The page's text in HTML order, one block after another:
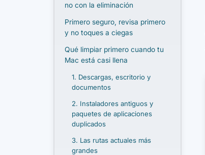
no con la eliminación
Primero seguro, revisa primero
y no toques a ciegas
Qué limpiar primero cuando tu
Mac está casi llena
1. Descargas, escritorio y
documentos
2. Instaladores antiguos y
paquetes de aplicaciones
duplicados
3. Las rutas actuales más
grandes